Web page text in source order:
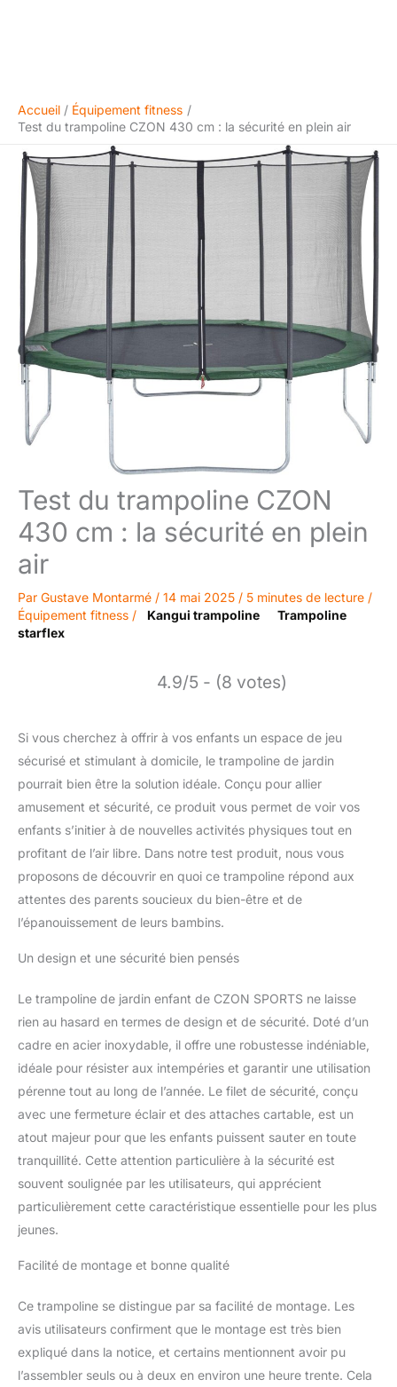
Accueil
Équipement fitness
Test du trampoline CZON 430 cm : la sécurité en plein air
Test du trampoline CZON
430 cm : la sécurité en plein
air
Par Gustave Montarmé / 14 mai 2025 / 5 minutes de lecture /
Équipement fitness / Kangui trampoline
Trampoline
starflex
4.9/5 - (8 votes)
Si vous cherchez à offrir à vos enfants un espace de jeu
sécurisé et stimulant à domicile, le trampoline de jardin
pourrait bien être la solution idéale. Conçu pour allier
amusement et sécurité, ce produit vous permet de voir vos
enfants s’initier à de nouvelles activités physiques tout en
profitant de l’air libre. Dans notre test produit, nous vous
proposons de découvrir en quoi ce trampoline répond aux
attentes des parents soucieux du bien-être et de
l’épanouissement de leurs bambins.
Un design et une sécurité bien pensés
Le trampoline de jardin enfant de CZON SPORTS ne laisse
rien au hasard en termes de design et de sécurité. Doté d’un
cadre en acier inoxydable, il offre une robustesse indéniable,
idéale pour résister aux intempéries et garantir une utilisation
pérenne tout au long de l’année. Le filet de sécurité, conçu
avec une fermeture éclair et des attaches cartable, est un
atout majeur pour que les enfants puissent sauter en toute
tranquillité. Cette attention particulière à la sécurité est
souvent soulignée par les utilisateurs, qui apprécient
particulièrement cette caractéristique essentielle pour les plus
jeunes.
Facilité de montage et bonne qualité
Ce trampoline se distingue par sa facilité de montage. Les
avis utilisateurs confirment que le montage est très bien
expliqué dans la notice, et certains mentionnent avoir pu
l’assembler seuls ou à deux en environ une heure trente. Cela